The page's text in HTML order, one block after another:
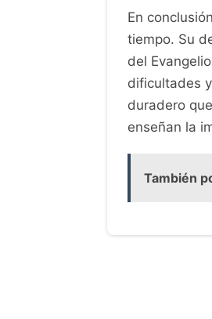
En
tiempo. Su
del
dificultades
duradero
enseñan la
También